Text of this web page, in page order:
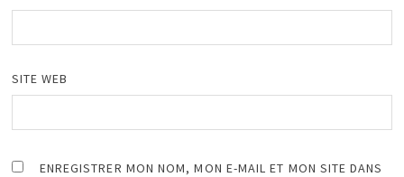
SITE WEB
ENREGISTRER MON NOM, MON E-MAIL ET MON SITE DANS